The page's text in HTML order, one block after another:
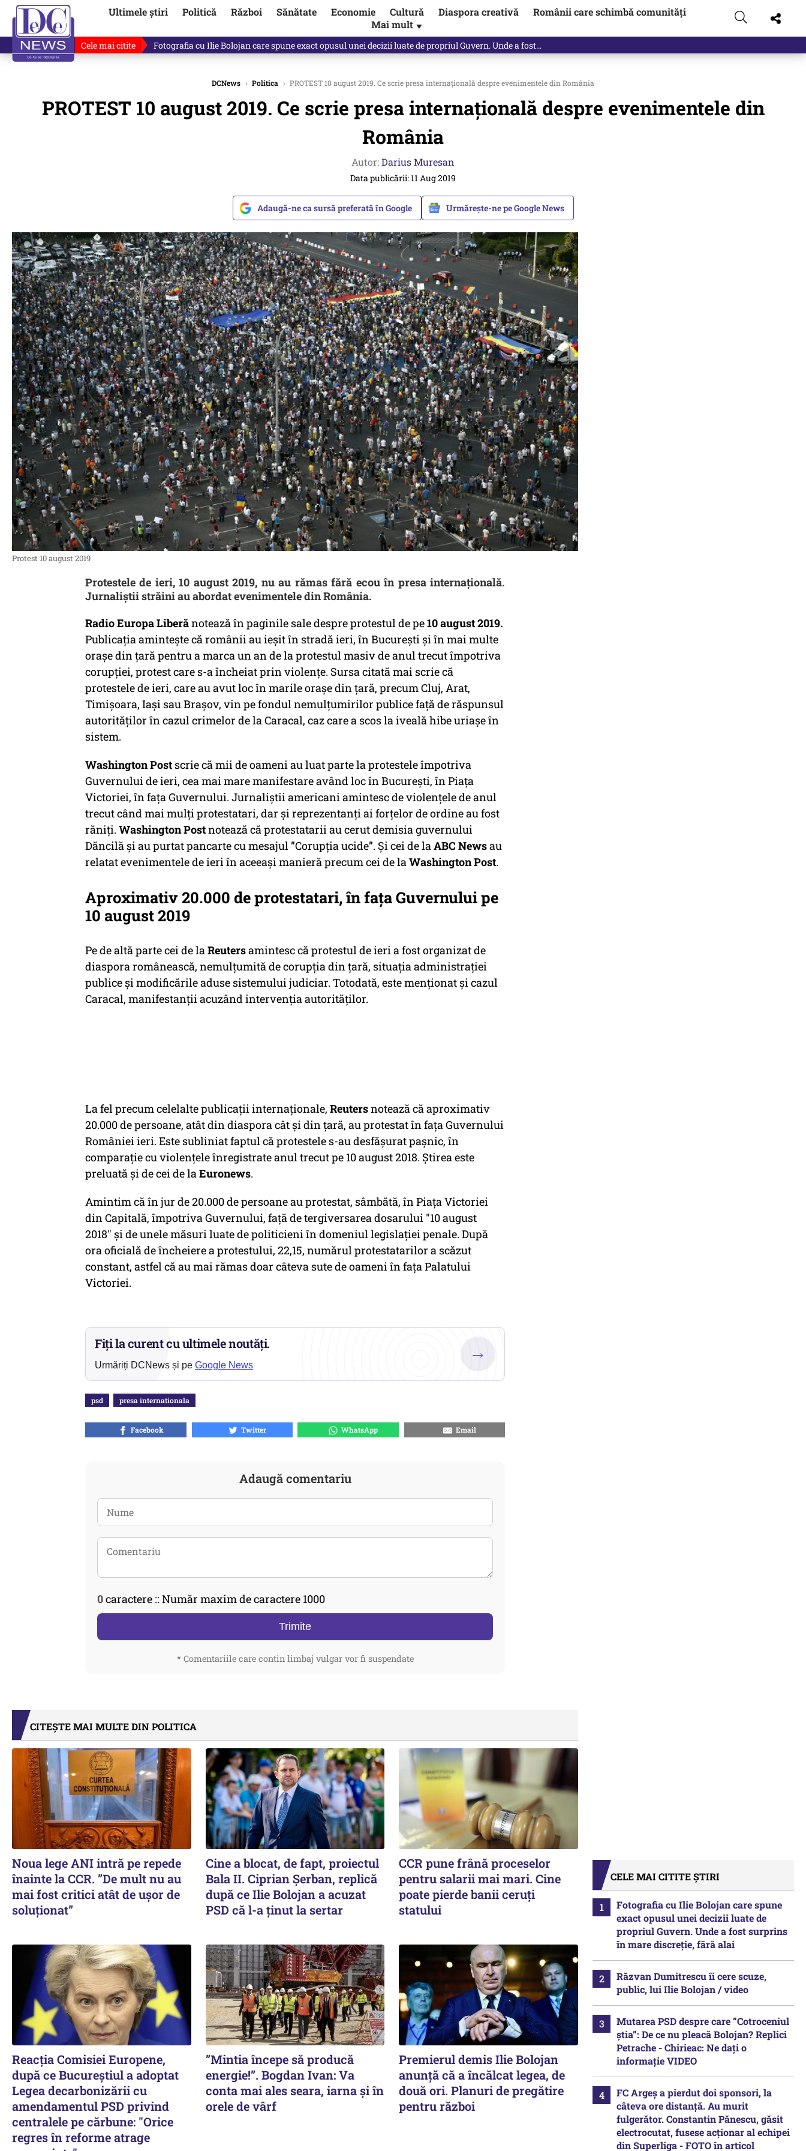
Ultimele știri Politică Război Sănătate Economie Cultură Diaspora creativă
Românii care schimbă comunități
Mai mult ▼
Cele mai citite Răzvan Dumitrescu îi cere scuze, public, lui Ilie Bolojan / video
DCNews › Politica › PROTEST 10 august 2019. Ce scrie presa internațională despre evenimentele din România
PROTEST 10 august 2019. Ce scrie presa internațională despre evenimentele din
România
Autor:Darius Muresan
Data publicării: 11 Aug 2019
Adaugă-ne ca sursă preferată în Google Urmărește-ne pe Google News
Protest 10 august 2019
Protestele de ieri, 10 august 2019, nu au rămas fără ecou în presa internațională.
Jurnaliștii străini au abordat evenimentele din România.
Radio Europa Liberănotează în paginile sale despre protestul de pe10 august 2019.
Publicația amintește că românii au ieșit în stradă ieri, în București și în mai multe
orașe din țară pentru a marca un an de la protestul masiv de anul trecut împotriva
corupției, protest care s-a încheiat prin violențe. Sursa citată mai scrie că
protestele de ieri, care au avut loc în marile orașe din țară, precum Cluj, Arat,
Timișoara, Iași sau Brașov, vin pe fondul nemulțumirilor publice față de răspunsul
autorităților în cazul crimelor de la Caracal, caz care a scos la iveală hibe uriașe în
sistem.
Washington Post scrie că mii de oameni au luat parte la protestele împotriva
Guvernului de ieri, cea mai mare manifestare având loc în București, în Piața
Victoriei, în fața Guvernului. Jurnaliștii americani amintesc de violențele de anul
trecut când mai mulți protestatari, dar și reprezentanți ai forțelor de ordine au fost
răniți. Washington Postnotează că protestatarii au cerut demisia guvernului
Dăncilă și au purtat pancarte cu mesajul ”Corupția ucide”. Și cei de laABC Newsau
relatat evenimentele de ieri în aceeași manieră precum cei de laWashington Post.
Aproximativ 20.000 de protestatari, în fața Guvernului pe
10 august 2019
Pe de altă parte cei de laReutersamintesc că protestul de ieri a fost organizat de
diaspora românească, nemulțumită de corupția din țară, situația administrației
publice și modificările aduse sistemului judiciar. Totodată, este menționat și cazul
Caracal, manifestanții acuzând intervenția autorităților.
La fel precum celelalte publicații internaționale, Reutersnotează că aproximativ
20.000 de persoane, atât din diaspora cât și din țară, au protestat în fața Guvernului
României ieri. Este subliniat faptul că protestele s-au desfășurat pașnic, în
comparație cu violențele înregistrate anul trecut pe 10 august 2018. Știrea este
preluată și de cei de laEuronews.
Amintim că în jur de 20.000 de persoane au protestat, sâmbătă, în Piaţa Victoriei
din Capitală, împotriva Guvernului, faţă de tergiversarea dosarului "10 august
2018" şi de unele măsuri luate de politicieni în domeniul legislaţiei penale. După
ora oficială de încheiere a protestului, 22,15, numărul protestatarilor a scăzut
constant, astfel că au mai rămas doar câteva sute de oameni în faţa Palatului
Victoriei.
Fiți la curent cu ultimele noutăți.
Urmăriți DCNews și pe Google News
→
psd presa internationala
Facebook Twitter WhatsApp Email
Adaugă comentariu
0caractere :: Număr maxim de caractere 1000
Trimite
* Comentariile care contin limbaj vulgar vor fi suspendate
CITEȘTE MAI MULTE DIN POLITICA
Noua lege ANI intră pe repede
înainte la CCR. ”De mult nu au
mai fost critici atât de ușor de
soluționat”
Cine a blocat, de fapt, proiectul
Bala II. Ciprian Șerban, replică
după ce Ilie Bolojan a acuzat
PSD că l-a ținut la sertar
CCR pune frână proceselor
pentru salarii mai mari. Cine
poate pierde banii ceruți
statului
Reacția Comisiei Europene,
după ce Bucureștiul a adoptat
Legea decarbonizării cu
amendamentul PSD privind
centralele pe cărbune: "Orice
regres în reforme atrage
”Mintia începe să producă
energie!”. Bogdan Ivan: Va
conta mai ales seara, iarna și în
orele de vârf
Premierul demis Ilie Bolojan
anunță că a încălcat legea, de
două ori. Planuri de pregătire
pentru război
CELE MAI CITITE ȘTIRI
Fotografia cu Ilie Bolojan care spune
exact opusul unei decizii luate de
propriul Guvern. Unde a fost surprins
în mare discreție, fără alai
Răzvan Dumitrescu îi cere scuze,
public, lui Ilie Bolojan / video
Mutarea PSD despre care ”Cotroceniul
știa”: De ce nu pleacă Bolojan? Replici
Petrache - Chirieac: Ne dați o
informație VIDEO
FC Argeș a pierdut doi sponsori, la
câteva ore distanță. Au murit
fulgerător. Constantin Pănescu, găsit
electrocutat, fusese acționar al echipei
din Superliga - FOTO în articol